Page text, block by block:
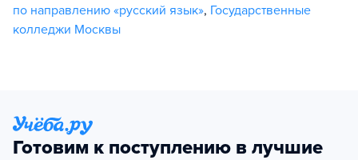
по направлению «русский язык», Государственные
колледжи Москвы
Готовим к поступлению в лучшие